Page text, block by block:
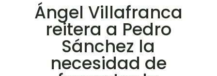
Ángel Villafranca
reitera a Pedro
Sánchez la
necesidad de